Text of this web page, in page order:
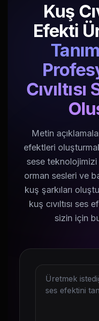
Kuş
Efekti
Metin
efektleri
sese
orman sesleri ve
kuş şarkıları
kuş cıvıltısı ses
sizin için